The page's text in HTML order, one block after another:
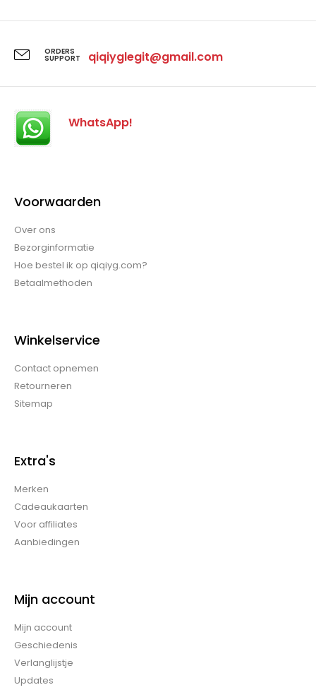
ORDERS
SUPPORT qiqiyglegit@gmail.com
WhatsApp!
Voorwaarden
Over ons
Bezorginformatie
Hoe bestel ik op qiqiyg.com?
Betaalmethoden
Winkelservice
Contact opnemen
Retourneren
Sitemap
Extra's
Merken
Cadeaukaarten
Voor affiliates
Aanbiedingen
Mijn account
Mijn account
Geschiedenis
Verlanglijstje
Updates